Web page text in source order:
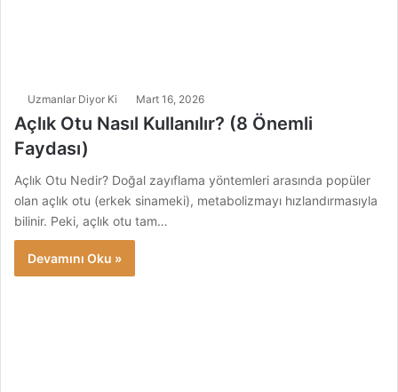
Uzmanlar Diyor Ki Mart 16, 2026
Açlık Otu Nasıl Kullanılır? (8 Önemli
Faydası)
Açlık Otu Nedir? Doğal zayıflama yöntemleri arasında popüler
olan açlık otu (erkek sinameki), metabolizmayı hızlandırmasıyla
bilinir. Peki, açlık otu tam…
Devamını Oku »